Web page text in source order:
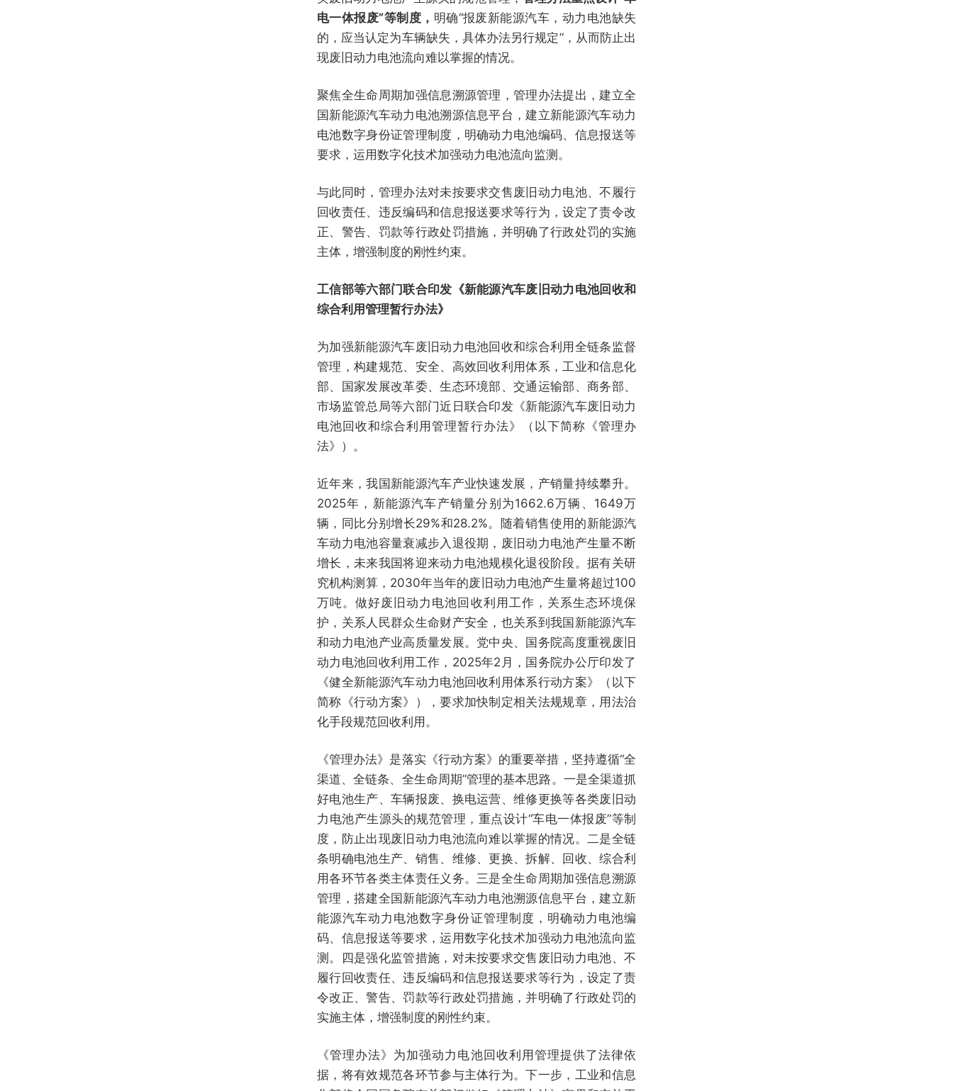
电一体报废”等制度， 明确“报废新能源汽车，动力电池缺失
的，应当认定为车辆缺失，具体办法另行规定”，从而防止出
现废旧动力电池流向难以掌握的情况。
聚焦全生命周期加强信息溯源管理，管理办法提出，建立全
国新能源汽车动力电池溯源信息平台，建立新能源汽车动力
电池数字身份证管理制度，明确动力电池编码、信息报送等
要求，运用数字化技术加强动力电池流向监测。
与此同时，管理办法对未按要求交售废旧动力电池、不履行
回收责任、违反编码和信息报送要求等行为，设定了责令改
正、警告、罚款等行政处罚措施，并明确了行政处罚的实施
主体，增强制度的刚性约束。
工信部等六部门联合印发《新能源汽车废旧动力电池回收和
综合利用管理暂行办法》
为加强新能源汽车废旧动力电池回收和综合利用全链条监督
管理，构建规范、安全、高效回收利用体系，工业和信息化
部、国家发展改革委、生态环境部、交通运输部、商务部、
市场监管总局等六部门近日联合印发《新能源汽车废旧动力
电池回收和综合利用管理暂行办法》（以下简称《管理办
法》）。
近年来，我国新能源汽车产业快速发展，产销量持续攀升。
2025年，新能源汽车产销量分别为1662.6万辆、1649万
辆，同比分别增长29%和28.2%。随着销售使用的新能源汽
车动力电池容量衰减步入退役期，废旧动力电池产生量不断
增长，未来我国将迎来动力电池规模化退役阶段。据有关研
究机构测算，2030年当年的废旧动力电池产生量将超过100
万吨。做好废旧动力电池回收利用工作，关系生态环境保
护，关系人民群众生命财产安全，也关系到我国新能源汽车
和动力电池产业高质量发展。党中央、国务院高度重视废旧
动力电池回收利用工作，2025年2月，国务院办公厅印发了
《健全新能源汽车动力电池回收利用体系行动方案》（以下
简称《行动方案》），要求加快制定相关法规规章，用法治
化手段规范回收利用。
《管理办法》是落实《行动方案》的重要举措，坚持遵循“全
渠道、全链条、全生命周期”管理的基本思路。一是全渠道抓
好电池生产、车辆报废、换电运营、维修更换等各类废旧动
力电池产生源头的规范管理，重点设计“车电一体报废”等制
度，防止出现废旧动力电池流向难以掌握的情况。二是全链
条明确电池生产、销售、维修、更换、拆解、回收、综合利
用各环节各类主体责任义务。三是全生命周期加强信息溯源
管理，搭建全国新能源汽车动力电池溯源信息平台，建立新
能源汽车动力电池数字身份证管理制度，明确动力电池编
码、信息报送等要求，运用数字化技术加强动力电池流向监
测。四是强化监管措施，对未按要求交售废旧动力电池、不
履行回收责任、违反编码和信息报送要求等行为，设定了责
令改正、警告、罚款等行政处罚措施，并明确了行政处罚的
实施主体，增强制度的刚性约束。
《管理办法》为加强动力电池回收利用管理提供了法律依
据，将有效规范各环节参与主体行为。下一步，工业和信息